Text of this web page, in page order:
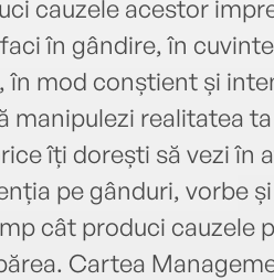
cauzele acestor
în gândire, în
în mod conștient și
manipulezi realitatea
îți dorești să vezi în
pe gânduri, vorbe
cât produci cauzele
Cartea